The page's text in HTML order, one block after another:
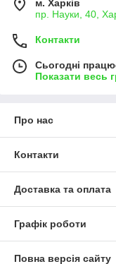
м. Харків
пр. Науки, 40,
Контакти
Сьогодні
Показати весь
Про нас
Контакти
Доставка та оплата
Графік роботи
Повна версія сайту